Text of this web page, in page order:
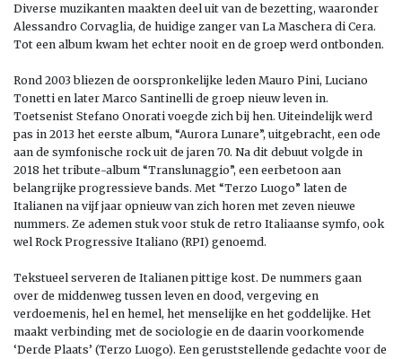
Diverse muzikanten maakten deel uit van de bezetting, waaronder
Alessandro Corvaglia, de huidige zanger van La Maschera di Cera.
Tot een album kwam het echter nooit en de groep werd ontbonden.
Rond 2003 bliezen de oorspronkelijke leden Mauro Pini, Luciano
Tonetti en later Marco Santinelli de groep nieuw leven in.
Toetsenist Stefano Onorati voegde zich bij hen. Uiteindelijk werd
pas in 2013 het eerste album, “Aurora Lunare”, uitgebracht, een ode
aan de symfonische rock uit de jaren 70. Na dit debuut volgde in
2018 het tribute-album “Translunaggio”, een eerbetoon aan
belangrijke progressieve bands. Met “Terzo Luogo” laten de
Italianen na vijf jaar opnieuw van zich horen met zeven nieuwe
nummers. Ze ademen stuk voor stuk de retro Italiaanse symfo, ook
wel Rock Progressive Italiano (RPI) genoemd.
Tekstueel serveren de Italianen pittige kost. De nummers gaan
over de middenweg tussen leven en dood, vergeving en
verdoemenis, hel en hemel, het menselijke en het goddelijke. Het
maakt verbinding met de sociologie en de daarin voorkomende
‘Derde Plaats’ (Terzo Luogo). Een geruststellende gedachte voor de